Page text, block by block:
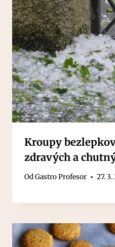
Kroupy
zdravých a
OdGastro Profesor 27.